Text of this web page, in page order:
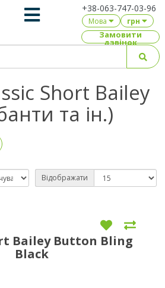
+38-063-747-03-96
Мова грн
Замовити
дзвінок
Short Bailey
та ін.)
Відображати
Bailey Button Bling
Black